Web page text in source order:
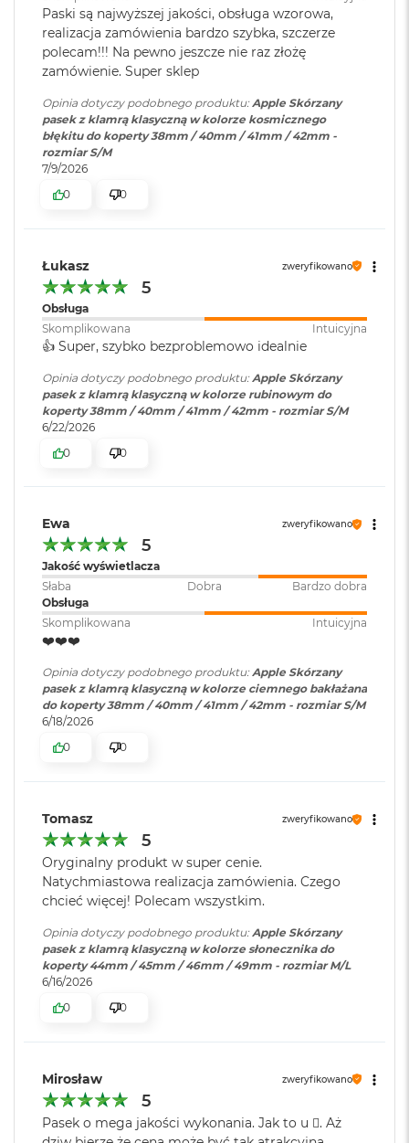
1
5
W
e
d
ł
u
g
k
o
l
r
a
c
B
o
k
A
i
r
k
n
y
a
c
B
o
k
A
i
z
d
n
a
s
z
r
o
ś
ć
a
B
o
o
k
A
Paski są najwyższej jakości, obsługa wzorowa,
realizacja zamówienia bardzo szybka, szczerze
polecam!!! Na pewno jeszcze nie raz złożę
zamówienie. Super sklep
Opinia dotyczy podobnego produktu:Apple Skórzany
pasek z klamrą klasyczną w kolorze kosmicznego
błękitu do koperty 38mm / 40mm / 41mm / 42mm -
rozmiar S/M
7/9/2026
0
0
Łukasz zweryfikowano
5
Obsługa
Skomplikowana
Intuicyjna
👍️ Super, szybko bezproblemowo idealnie
Opinia dotyczy podobnego produktu: Apple Skórzany
pasek z klamrą klasyczną w kolorze rubinowym do
koperty 38mm / 40mm / 41mm / 42mm - rozmiar S/M
6/22/2026
0
0
Ewa zweryfikowano
5
Jakość wyświetlacza
Słaba
Dobra
Bardzo dobra
Obsługa
Skomplikowana
Intuicyjna
❤️❤️❤️
Opinia dotyczy podobnego produktu:Apple Skórzany
pasek z klamrą klasyczną w kolorze ciemnego bakłażana
do koperty 38mm / 40mm / 41mm / 42mm - rozmiar S/M
6/18/2026
0
0
Tomasz zweryfikowano
5
Oryginalny produkt w super cenie.
Natychmiastowa realizacja zamówienia. Czego
chcieć więcej! Polecam wszystkim.
Opinia dotyczy podobnego produktu:Apple Skórzany
pasek z klamrą klasyczną w kolorze słonecznika do
koperty 44mm / 45mm / 46mm / 49mm - rozmiar M/L
6/16/2026
0
0
Mirosław zweryfikowano
5
Pasek o mega jakości wykonania. Jak to u . Aż